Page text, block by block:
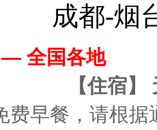
成都-烟
都 — 全
宿】
费早餐，请根